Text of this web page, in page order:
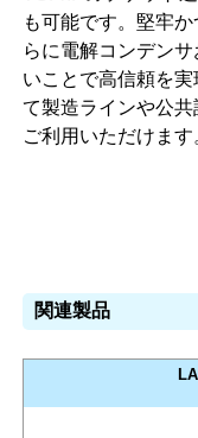
も可能です。堅牢
らに電解コンデン
いことで高信頼を
て製造ラインや公
ご利用いただけます